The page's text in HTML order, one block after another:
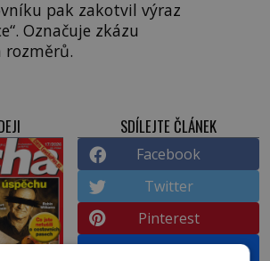
pak zakotvil výraz
Označuje zkázu
rozměrů.
SDÍLEJTE ČLÁNEK
Facebook
Twitter
Pinterest
Email